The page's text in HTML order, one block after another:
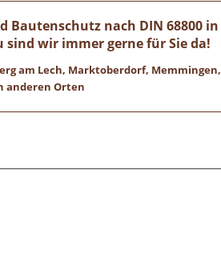
Bautenschutz nach DIN 68800 in
wir immer gerne für Sie da!
am Lech, Marktoberdorf, Memmingen,
anderen Orten